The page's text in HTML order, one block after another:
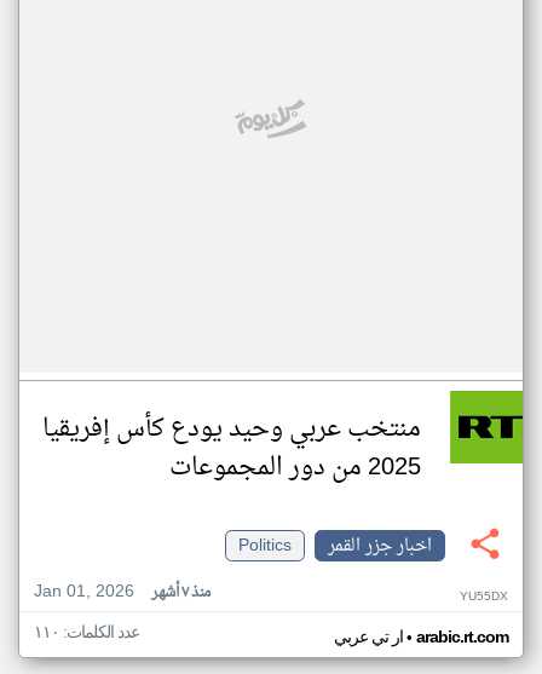
منتخب عربي وحيد يودع كأس إفريقيا
2025 من دور المجموعات
اخبار جزر القمر
Politics
Jan 01, 2026
منذ ٧ أشهر YU55DX
ار تي عربي• arabic.rt.com عدد الكلمات: ١١٠